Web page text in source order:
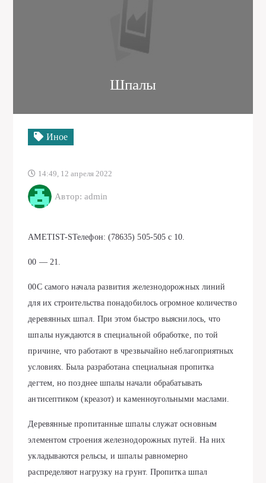
Шпалы
Иное
14:49, 12 апреля 2022
Автор: admin
AMETIST-SТелефон: (78635) 505-505 c 10.
00 — 21.
00С самого начала развития железнодорожных линий
для их строительства понадобилось огромное количество
деревянных шпал. При этом быстро выяснилось, что
шпалы нуждаются в специальной обработке, по той
причине, что работают в чрезвычайно неблагоприятных
условиях. Была разработана специальная пропитка
дегтем, но позднее шпалы начали обрабатывать
антисептиком (креазот) и каменноугольными маслами.
Деревянные пропитанные шпалы служат основным
элементом строения железнодорожных путей. На них
укладываются рельсы, и шпалы равномерно
распределяют нагрузку на грунт. Пропитка шпал